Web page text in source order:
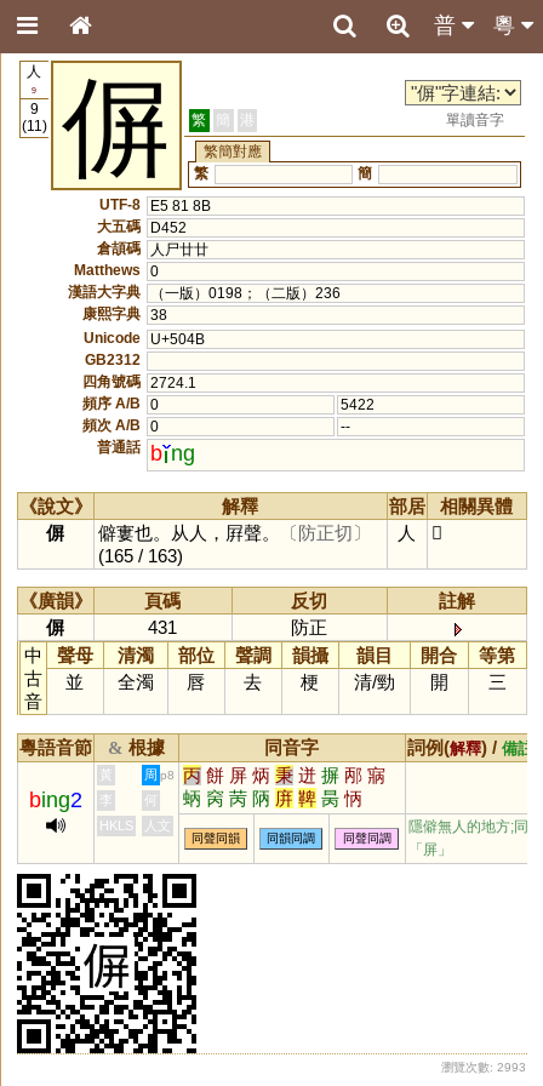
粵
普
人
9
9
(11)
偋 繁 簡 港
單讀音字
繁簡對應
繁
簡
UTF-8
E5 81 8B
大五碼
D452
倉頡碼
人尸廿廿
Matthews
0
漢語大字典
（一版）0198；（二版）236
康熙字典 38
Unicode
U+504B
GB2312
四角號碼 2724.1
頻序 A/B
0
5422
頻次 A/B
0
--
普通話
b ng
《說文》 解釋 部居
相關異體
偋
僻寠也。从人，屛聲。
〔防正切〕
(165 / 163)
人 𠌸
《廣韻》 頁碼 反切
註解
偋
431
防正
中
古
音
聲母 清濁 部位 聲調 韻攝 韻目 開合
等第
並
全濁 唇 去 梗 清/勁 開 三
粵語音節 & 根據 同音字 詞例(解釋) / 備註
bing2
黃 周 p8 丙 餅 屏 炳 秉 迸 摒 邴 寎
蛃 窉 苪 陃 庰 鞞 昺 怲
李
何
HKLS
人文
同聲同韻 同韻同調 同聲同調
隱僻無人的地方;同
「 屏 」
瀏覽次數: 2993